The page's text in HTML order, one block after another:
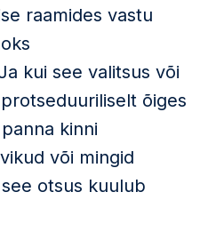
raamides vastu
kui see valitsus või
õiges
kinni
või mingid
otsus kuulub